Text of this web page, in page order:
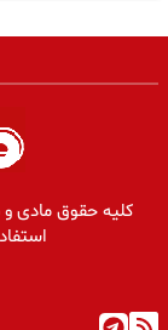
کلیه حقوق مادی